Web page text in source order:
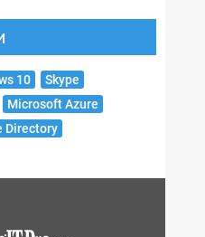
10
Skype
Microsoft Azure
Directory